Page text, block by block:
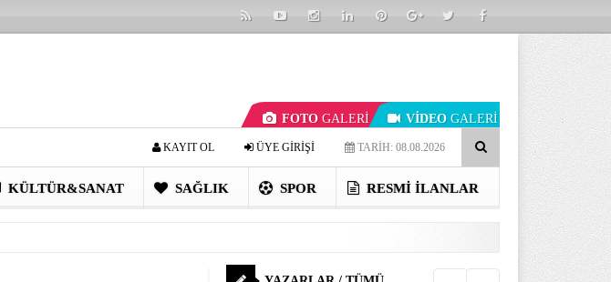
FOTO GALERİ VİDEO GALERİ
TARİH: 08.08.2026
ÜYE GİRİŞİ
KAYIT OL
KÜLTÜR&SANAT SAĞLIK SPOR RESMI İLANLAR